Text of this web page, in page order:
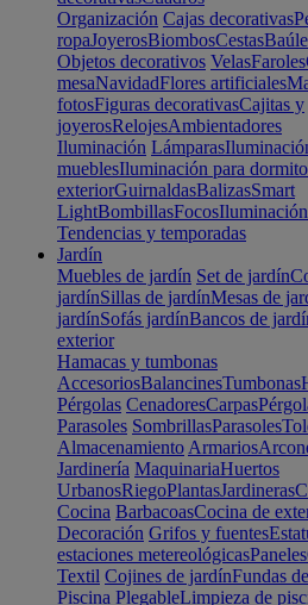
Organización Cajas decorativas
ropaJoyerosBiombosCestas
Objetos decorativos VelasFaroles
mesaNavidadFlores artificiales
fotosFiguras decorativasCajitas y
joyerosRelojesAmbientadores
Iluminación Lámparas
mueblesIluminación para
exteriorGuirnaldasBalizasSmart
LightBombillasFocos
Tendencias y temporadas
Jardín
Muebles de jardín Set de jardín
jardínSillas de jardínMesas de
jardínSofás jardínBancos de
exterior
Hamacas y tumbonas
AccesoriosBalancinesTumbonas
Pérgolas CenadoresCarpas
Parasoles SombrillasParasoles
Almacenamiento Armarios
Jardinería MaquinariaHuertos
UrbanosRiegoPlantasJardineras
Cocina BarbacoasCocina de
Decoración Grifos y fuentes
estaciones metereológicasPaneles
Textil Cojines de jardínFundas
Piscina PlegableLimpieza de